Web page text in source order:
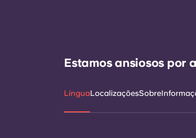
Estamos ansiosos por
LínguaLocalizaçõesSobre